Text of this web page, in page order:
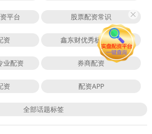
平台 股票配资常识
资 鑫东财优秀杨方配资
业配资 券商配资
资 配资APP
全部话题标签